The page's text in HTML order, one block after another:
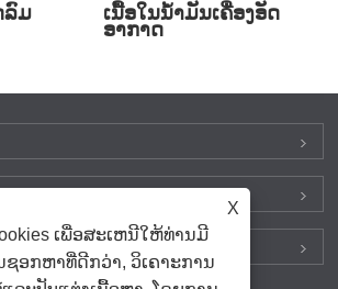
ລົມ ເນື້ອໃນນ້ຳມັນເຄື່ອງອັດ
ອາກາດ
ສັງຄົມ
X
ເພື່ອສະເຫນີໃຫ້ທ່ານມີ
ອກຫາທີ່ດີກວ່າ, ວິເຄາະການ